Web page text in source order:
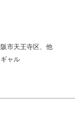
市天王寺区、他
ャル